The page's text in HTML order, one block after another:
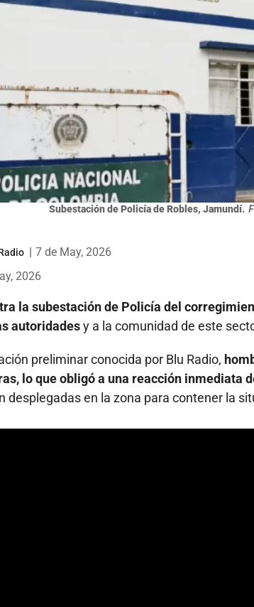
Subestación de Policía de Robles, Jamundí.
7 de May, 2026
2026
la subestación de Policía del
autoridadesy a la comunidad de este
preliminar conocida por Blu Radio,
lo que obligó a una reacción inmediata
desplegadas en la zona para contener la